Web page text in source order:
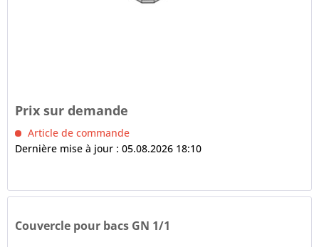
Prix sur demande
Article de commande
Dernière mise à jour : 05.08.2026 18:10
Couvercle pour bacs GN 1/1